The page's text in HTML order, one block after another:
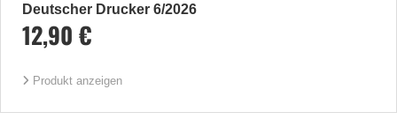
Deutscher Drucker 6/2026
12,90 €
Produkt anzeigen